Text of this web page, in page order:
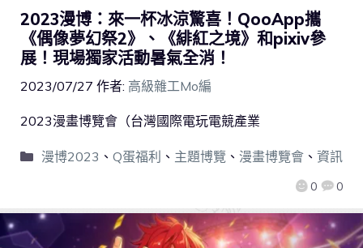
2023漫博：來一杯冰涼驚喜！QooApp攜
《偶像夢幻祭2》、《緋紅之境》和pixiv參
展！現場獨家活動暑氣全消！
2023/07/27 作者: 高級雜工Mo編
0 0
2023漫畫博覽會（台灣國際電玩電競產業
漫博2023 、 Q蛋福利 、 主題博覽 、 漫畫博覽會、 資訊